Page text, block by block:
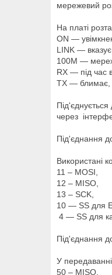
мережевий
На платі
ON —
LINK —
100M —
RX — під час
TX — блимає,
через
Під'єднання
Використані
11 – MOSI,
12 – MISO,
13 – SCK,
10 — SS для
4 — SS для
Під'єднання
У
50 – MISO,